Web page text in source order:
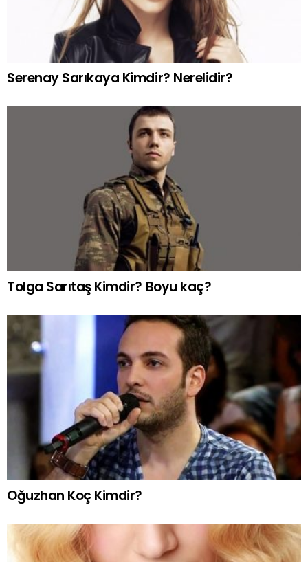
Serenay Sarıkaya Kimdir? Nerelidir?
Tolga Sarıtaş Kimdir? Boyu kaç?
Oğuzhan Koç Kimdir?